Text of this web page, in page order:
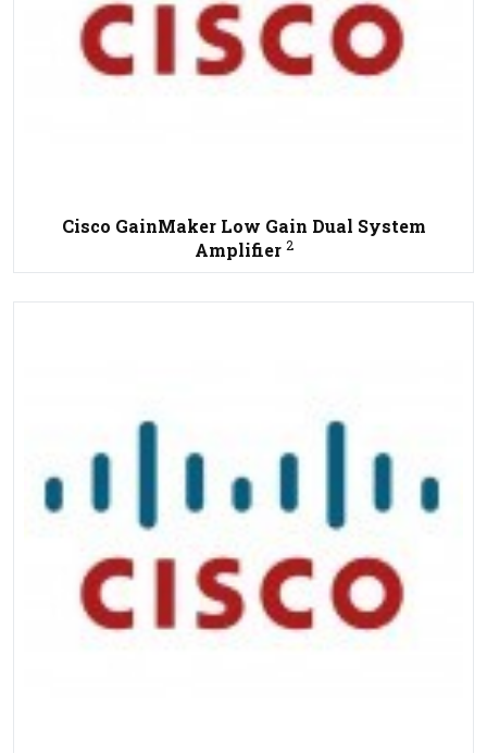
Cisco GainMaker Low Gain Dual System
Amplifier 2